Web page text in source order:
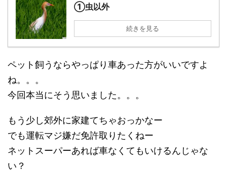
①虫以外
続きを見る
ペット飼うならやっぱり車あった方がいいですよ
ね。。。
今回本当にそう思いました。。。
もう少し郊外に家建てちゃおっかなー
でも運転マジ嫌だ免許取りたくねー
ネットスーパーあれば車なくてもいけるんじゃな
い？